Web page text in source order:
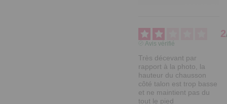
2
Avis vérifié
Très décevant par
rapport à la photo, la
hauteur du chausson
côté talon est trop basse
et ne maintient pas du
tout le pied